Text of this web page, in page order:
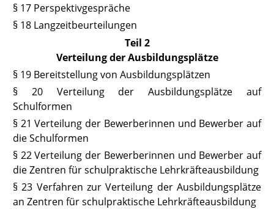
§ 17 Perspektivgespräche
§ 18 Langzeitbeurteilungen
Teil 2
Verteilung der Ausbildungsplätze
§ 19 Bereitstellung von Ausbildungsplätzen
§ 20 Verteilung der Ausbildungsplätze auf
Schulformen
§ 21Verteilung der Bewerberinnen und Bewerber auf
die Schulformen
§ 22Verteilung der Bewerberinnen und Bewerberauf
die Zentren für schulpraktische Lehrkräfteausbildung
§ 23 Verfahren zur Verteilung der Ausbildungsplätze
an Zentren für schulpraktische Lehrkräfteausbildung